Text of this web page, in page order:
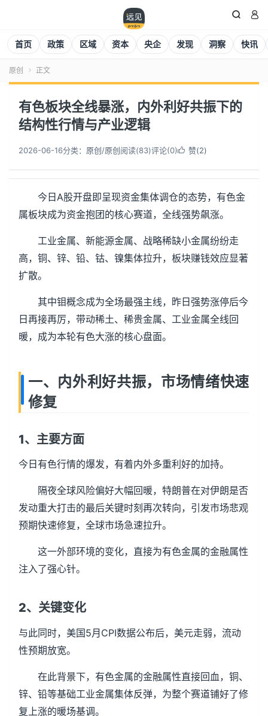
 
首页 政策 区域 资本 央企 发现 洞察 快讯
原创  正文
有色板块全线暴涨，内外利好共振下的
结构性行情与产业逻辑
2026-06-16分类： 原创/原创阅读(83)评论(0) 赞(2)
今日A股开盘即呈现资金集体调仓的态势，有色金
属板块成为资金抱团的核心赛道，全线强势飙涨。
工业金属、新能源金属、战略稀缺小金属纷纷走
高，铜、锌、铅、钴、镍集体拉升，板块赚钱效应显著
扩散。
其中钼概念成为全场最强主线，昨日强势涨停后今
日再接再厉，带动稀土、稀贵金属、工业金属全线回
暖，成为本轮有色大涨的核心盘面。
一、内外利好共振，市场情绪快速
修复
1、主要方面
今日有色行情的爆发，有着内外多重利好的加持。
隔夜全球风险偏好大幅回暖，特朗普在对伊朗是否
发动重大打击的最后关键时刻再次转向，引发市场悲观
预期快速修复，全球市场急速拉升。
这一外部环境的变化，直接为有色金属的金融属性
注入了强心针。
2、关键变化
与此同时，美国5月CPI数据公布后，美元走弱，流动
性预期放宽。
在此背景下，有色金属的金融属性直接回血，铜、
锌、铅等基础工业金属集体反弹，为整个赛道铺好了修
复上涨的暖场基调。